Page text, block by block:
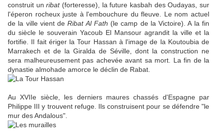
construit unribat(forteresse), la future kasbah des Oudayas, sur
l'éperon rocheux juste à l'embouchure du fleuve. Le nom actuel
de la ville vient deRibat Al Fath (le camp de la Victoire). A la fin
du siècle le souverain Yacoub El Mansour agrandit la ville et la
fortifie. Il fait ériger la Tour Hassan à l'image de la Koutoubia de
Marrakech et de la Giralda de Séville, dont la construction ne
sera malheureusement pas achevée avant sa mort. La fin de la
dynastie almohade amorce le déclin de Rabat.
Au XVIIe siècle, les derniers maures chassés d'Espagne par
Philippe III y trouvent refuge. Ils construisent pour se défendre "le
mur des Andalous".